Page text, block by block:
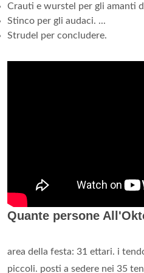
Crauti e wurstel per gli amanti
Stinco per gli audaci. ...
Strudel per concludere.
Quante persone
area della festa: 31 ettari. i
piccoli. posti a sedere nei 35